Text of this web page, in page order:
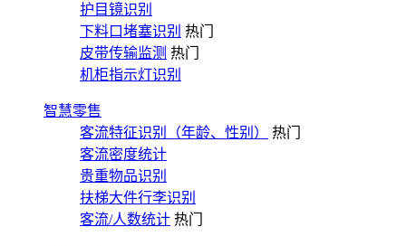
护目镜识别
下料口堵塞识别 热门
皮带传输监测 热门
机柜指示灯识别
智慧零售
客流特征识别（年龄、性别）
热门
客流密度统计
贵重物品识别
扶梯大件行李识别
客流/人数统计 热门